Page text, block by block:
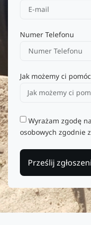
Numer Telefonu
Jak możemy ci pomóc
Wyrażam zgodę
osobowych zgodnie z
Prześlij